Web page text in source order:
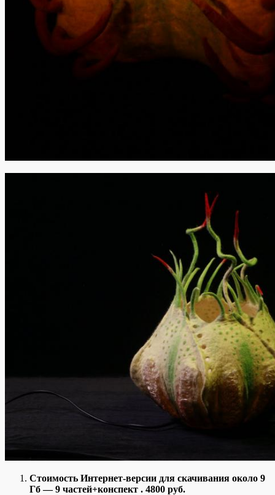
Стоимость Интернет-версии для скачивания около 9
Гб — 9 частей+конспект . 4800 руб.